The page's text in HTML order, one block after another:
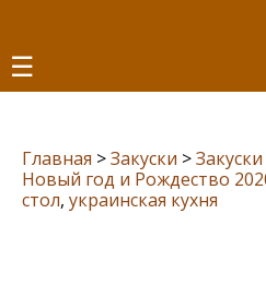
☰
Главная >Закуски >
Новый год и Рождество
стол, украинская кухня